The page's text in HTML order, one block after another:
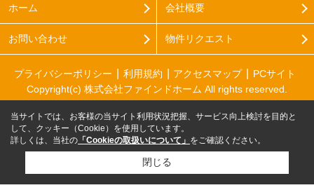
ホーム 会社概要
お問い合わせ 物件リクエスト
プライバシーポリシー 利用規約 アクセスマップ
PCサイト
Copyright(c) 株式会社ファインドホーム All rights reserved.
当サイトでは、お客様の当サイト利用状況把握、サービス向上検討を目的と
して、クッキー（Cookie）を使用しています。
詳しくは、当社の 「Cookieの取扱いについて」 をご確認ください。
閉じる